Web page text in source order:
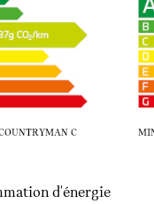
d'énergie